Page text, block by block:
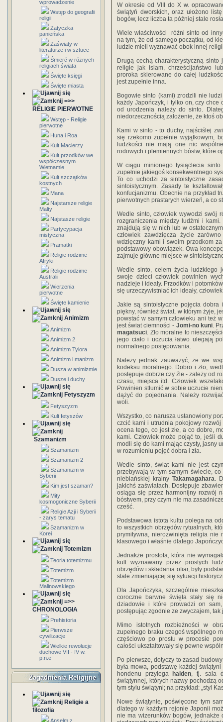
wprowadzenie
Wstęp do geografii
religii
Zatyczka
panieńska
Zaświaty w
literaturze i w sztuce
Śmierć w różnych
religiach świata
Święte księgi
Święte miasta
=>>
RELIGIE PIERWOTNE
Wstęp - Religie
pierwotne
Huna i Roa
Kult Macierzy
Kult przodków we
współczesnym
Wietnamie
Kult szczątków
kostnych
Mana
Najstarsze religie
Malty
Najstasze religie
Partycypacja
mistyczna
Pramatki
Religie rodzime
Afryki
Religie rodzime
Australii
Wierzenia
pierwotne
Święte kamienie
Animizm
Animizm
Animizm 2
Animizm Tylora
Animizm i manizm
Dusza w animizmie
Dusze i duchy
Fetyszyzm
Fetyszyzm
Kult fetyszów
Szamanizm
Szamanizm
Szamanizm 2
Szamanizm w
Syberii
Kim jest szaman?
Mity
kosmogoniczne Syberii
Religie Azji i Syberii
- zarys tematu
Szamanizm w
Korei
Totemizm
Teoria totemizmu
Totemizm
Totemizm
Malinowskiego
=>>
CHRONOLOGIA
Prehistoria
Pierwsze
cywilizacje
Wielkie rewolucje
duchowe VII - IV w.
p.n.e
Zagadnienia Religijne
Religie a
filozofia
Anselm z
W okresie od VIII do X w.
świątyń dworskich, oraz ułożono
bogów, lecz liczba ta później stale
Wiele właściwości różni sinto od
na tym, że od samego początku, od
ludzie mieli wyznawać obok innej
Drugą cechą charakterystyczną
religie jak islam, chrześcijaństwo
proroka skierowane do całej
jest zupełnie inna.
Bogowie sinto (kami) zrodzili nie
każdy Japończyk, i tylko on, czy
od urodzenia należy do sinto.
niedorzecznością założenie, że ktoś
Kami w sinto - to duchy, najściślej
się rzekomo zupełnie wyjątkowym,
ludzkości nie mają one nic
rodowych i plemiennych bóstw, które
W ciągu minionego tysiąclecia
zupełnie jakiegoś konsekwentnego
To co uchodzi za sintoistyczne
sintoistycznym. Zasady te
konfucjanizmu. Obecnie na przykład
pierwotnych prastarych wierzeń, a co
Wedle sinto, człowiek wywodzi swój
rozgraniczenia między ludźmi i
znajdują się w nich lub w
człowiek zawdzięcza życie
wdzięczny kami i swoim przodkom
podstawowy obowiązek. Owa
zajmuje główne miejsce w
Wedle sinto, celem życia ludzkiego
swoje dzieci człowiek powinien
nadzieje i ideały. Przodków i
się urzeczywistniać ich ideały,
Jakie są sintoistyczne pojęcia dobra
piękny, również świat, w którym żyje,
powstać w samym człowieku ani też
jest świat ciemności - Jomi-no kuni.
magatsuci. Zło moralne to
jego ciało i uczucia łatwo ulegają
normalnego postępowania.
Należy jednak zauważyć, że we
kodeksu moralnego. Dobro i zło,
postępuje dobrze czy źle - zależy od
czasu, miejsca itd. Człowiek
Powinien stłumić w sobie uczucie
dążyć do pojednania. Należy
woli.
Wszystko, co narusza ustanowiony
czcić kami i utrudnia pokojowy
ocena tego, co jest złe, a co dobre,
kami. Człowiek może pojąć to, jeśli
modli się do kami mając czysty, jasny
w rozumieniu pojęć dobra i zła.
Wedle sinto, świat kami nie jest
przebywają w tym samym świecie,
niebiańskiej krainyTakamagahara.
jakichś zaświatach. Dostępuje
osiąga się przez harmonijny rozwój
bóstwem, przy czym nie ma
cześć.
Podstawowa istota kultu polega na
to wszystkich obrzędów rytualnych,
prymitywna, nierozwinięta religia nie
klasowego i właśnie dlatego
Jednakże prostota, która nie
kult wyznawany przez prostych
obrzędów i składania ofiar, były
stale zmieniającej się sytuacji
Dla Japończyka, szczególnie
coroczne barwne święta stały się
dziadowie i które prowadzi on
postępując zgodnie ze zwyczajem,
Mimo istotnych rozbieżności w
zupełnego braku czegoś wspólnego
częściowo po prostu w procesie
całości ukształtowały się pewne
Po pierwsze, dotyczy to zasad
była mowa, podstawę każdej
hondenu przylega
haiden, tj. sala
świątynnej, których nazwy pochodzą
tym stylu świątyni; na przykład: „styl
Nowe świątynie, poświęcone tym
dlatego w każdym rejonie Japonii
nie ma wizerunków bogów,